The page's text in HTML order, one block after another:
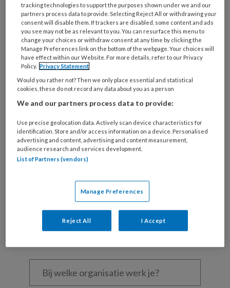
REGISTREREN
Wil je dit artikel lezen?
Maak gratis een account aan en lees 2
artikelen gratis per maand
Al een account of abonnement?Log dan in
Wat
is
je
wachtwoord* *
Bij
welke
tracking technologies to support the purposes shown under we and our
partners process data to provide. Selecting Reject All or withdrawing your
consent will disable them. If trackers are disabled, some content and ads
you see may not be as relevant to you. You can resurface this menu to
change your choices or withdraw consent at any time by clicking the
Manage Preferences link on the bottom of the webpage. Your choices will
have effect within our Website. For more details, refer to our Privacy
Policy. Privacy Statement
Would you rather not? Then we only place essential and statistical
cookies, these do not record any data about you as a person
We and our partners process data to provide:
Use precise geolocation data. Actively scan device characteristics for
identification. Store and/or access information on a device. Personalised
advertising and content, advertising and content measurement,
audience research and services development.
List of Partners (vendors)
Manage Preferences
Reject All I Accept